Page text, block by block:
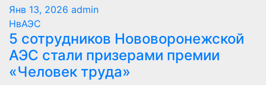
Янв 13, 2026 admin
НвАЭС
5 сотрудников Нововоронежской
АЭС стали призерами премии
«Человек труда»